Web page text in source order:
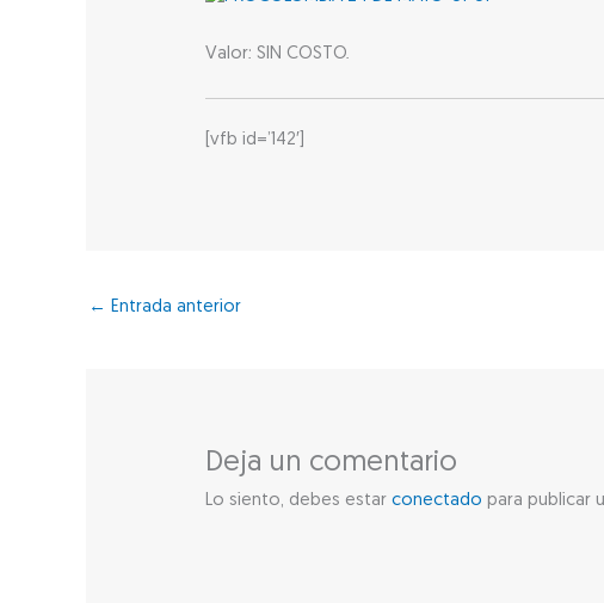
Valor: SIN COSTO.
[vfb id=’142′]
← Entrada anterior
Deja un comentario
Lo siento, debes estarconectado para publicar